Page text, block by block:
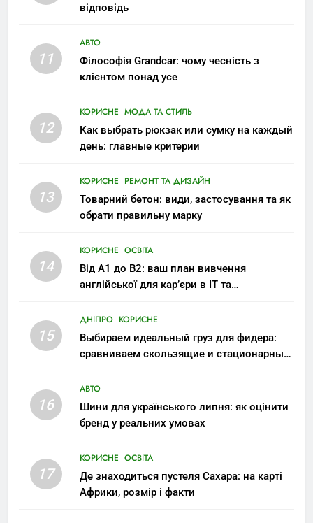
відповідь
11
АВТО
Філософія Grandcar: чому чесність з
клієнтом понад усе
12
КОРИСНЕ МОДА ТА СТИЛЬ
Как выбрать рюкзак или сумку на каждый
день: главные критерии
13
КОРИСНЕ РЕМОНТ ТА ДИЗАЙН
Товарний бетон: види, застосування та як
обрати правильну марку
14
КОРИСНЕ ОСВІТА
Від A1 до B2: ваш план вивчення
англійської для кар’єри в IT та
15
ДНІПРО КОРИСНЕ
Выбираем идеальный груз для фидера:
сравниваем скользящие и стационарные
16
АВТО
Шини для українського липня: як оцінити
бренд у реальних умовах
17
КОРИСНЕ ОСВІТА
Де знаходиться пустеля Сахара: на карті
Африки, розмір і факти